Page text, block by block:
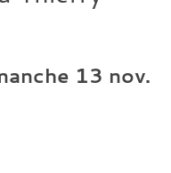
13 nov.